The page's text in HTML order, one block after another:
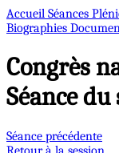
Accueil Séances
Biographies
Congrès
Séance
Séance précédente